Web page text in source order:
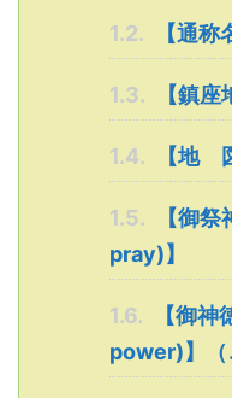
1.2. 【通称
1.3. 【鎮
1.4. 【地
1.5.
【御
pray)】
1.6.
【御
power)】（